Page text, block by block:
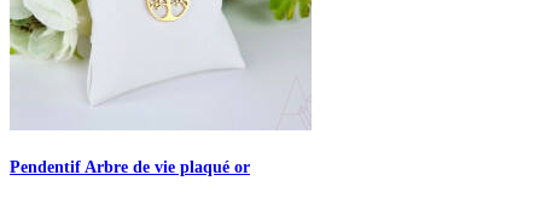
Pendentif Arbre de vie plaqué or